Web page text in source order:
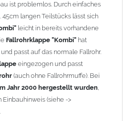
der Regentonne = 20mm),
1" (Außendurchmesser zylindr. Rohr
ca. 300mm,
Innen d=25mm, Dicke 2,5mm
ist problemlos. Durch einfaches
45cm langen Teilstücks lässt sich
leicht in bereits vorhandene
Fallrohrklappe "Kombi" hat
passt auf das normale Fallrohr.
eingezogen und passt
(auch ohne Fallrohrmuffe). Bei
Jahr 2000 hergestellt wurden,
(siehe ->